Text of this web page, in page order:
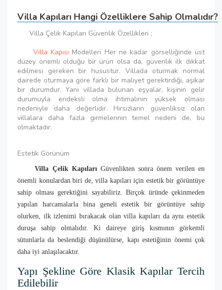
Villa Kapıları Hangi Özelliklere Sahip Olmalıdır?
Villa Çelik Kapıları Güvenlik Özellikleri ;
Villa Kapısı Modelleri Her ne kadar görselliğinde üst
düzey önemli olduğu bir ürün olsa da, güvenlik ilk dikkat
edilmesi gereken bir husustur. Villada oturmak normal
dairede oturmaya göre farklı bir maliyet gerektirdiği, aşikar
bir durumdur. Yani villada bulunan eşyalar, kişinin gelir
durumuyla endeksli olma ihtimalinin yüksek olması
nedeniyle daha değerlidir. Hırsızların güvenliksiz olan
villalara daha fazla girmelerinin temel nedeni de, bu
olmaktadır.
Estetik Görünüm
Villa Çelik Kapıları Güvenlikten sonra önem verilen en
önemli konulardan biri de, villa kapıları için estetik bir görüntüye
sahip olması gerektiğini sayabiliriz. Birçok üründe çekinmeden
yapılan harcamalarla bina geneli estetik bir görüntüye sahip
olurken, ilk izlenimi bırakacak olan villa kapıları da aynı estetik
duruşa sahip olmalıdır. Ki daireye giriş kısmının görkemli
sütunlarla da beslendiği düşünülürse, kapı estetiğinin önemi çok
daha iyi anlaşılacaktır.
Yapı Şekline Göre Klasik Kapılar Tercih
Edilebilir